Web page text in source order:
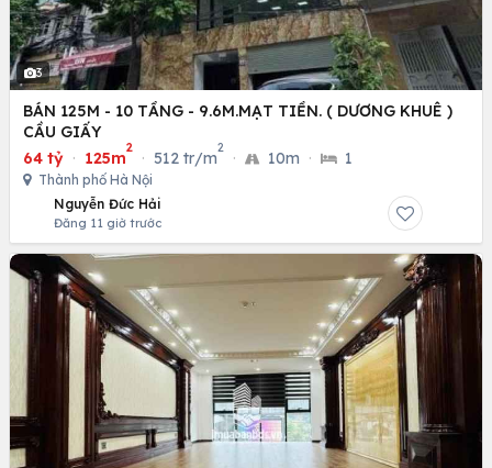
3
BÁN 125M - 10 TẦNG - 9.6M.MẠT TIỀN. ( DƯƠNG KHUÊ )
CẦU GIẤY
64 tỷ · 125m
2
· 512 tr/m
2
· 10m · 1
Thành phố Hà Nội
Nguyễn Đức Hải
Đăng 11 giờ trước